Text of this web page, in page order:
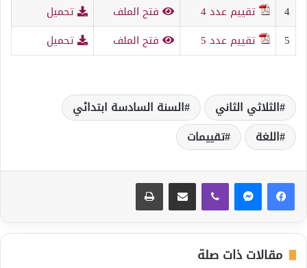
4
تقييم عدد 4 فتح الملف
تحميل
5
تقييم عدد 5 فتح الملف تحميل
الثلاثي الثاني
السنة السادسة ابتدائي
اللغة
تقييمات
مقالات ذات صلة